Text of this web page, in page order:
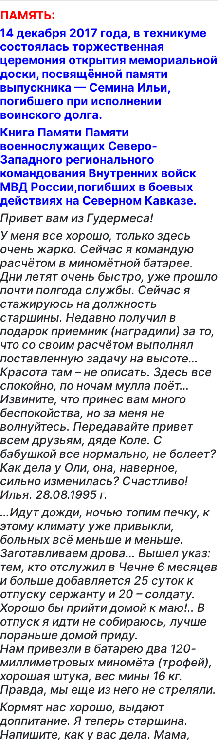
ПАМЯТЬ:
14 декабря 2017 года, в техникуме
состоялась торжественная
церемония открытия мемориальной
доски, посвящённой памяти
выпускника — Семина Ильи,
погибшего при исполнении
воинского долга.
Книга Памяти Памяти
военнослужащих Северо-
Западного регионального
командования Внутренних войск
МВД России,погибших в боевых
действиях на Северном Кавказе.
Привет вам из Гудермеса!
У меня все хорошо, только здесь
очень жарко. Сейчас я командую
расчётом в миномётной батарее.
Дни летят очень быстро, уже прошло
почти полгода службы. Сейчас я
стажируюсь на должность
старшины. Недавно получил в
подарок приемник (наградили) за то,
что со своим расчётом выполнял
поставленную задачу на высоте…
Красота там – не описать. Здесь все
спокойно, по ночам мулла поёт…
Извините, что принес вам много
беспокойства, но за меня не
волнуйтесь. Передавайте привет
всем друзьям, дяде Коле. С
бабушкой все нормально, не болеет?
Как дела у Оли, она, наверное,
сильно изменилась? Счастливо!
Илья. 28.08.1995 г.
…Идут дожди, ночью топим печку, к
этому климату уже привыкли,
больных всё меньше и меньше.
Заготавливаем дрова… Вышел указ:
тем, кто отслужил в Чечне 6 месяцев
и больше добавляется 25 суток к
отпуску сержанту и 20 – солдату.
Хорошо бы прийти домой к маю!.. В
отпуск я идти не собираюсь, лучше
пораньше домой приду.
Нам привезли в батарею два 120-
миллиметровых миномёта (трофей),
хорошая штука, вес мины 16 кг.
Правда, мы еще из него не стреляли.
Кормят нас хорошо, выдают
доппитание. Я теперь старшина.
Напишите, как у вас дела. Мама,